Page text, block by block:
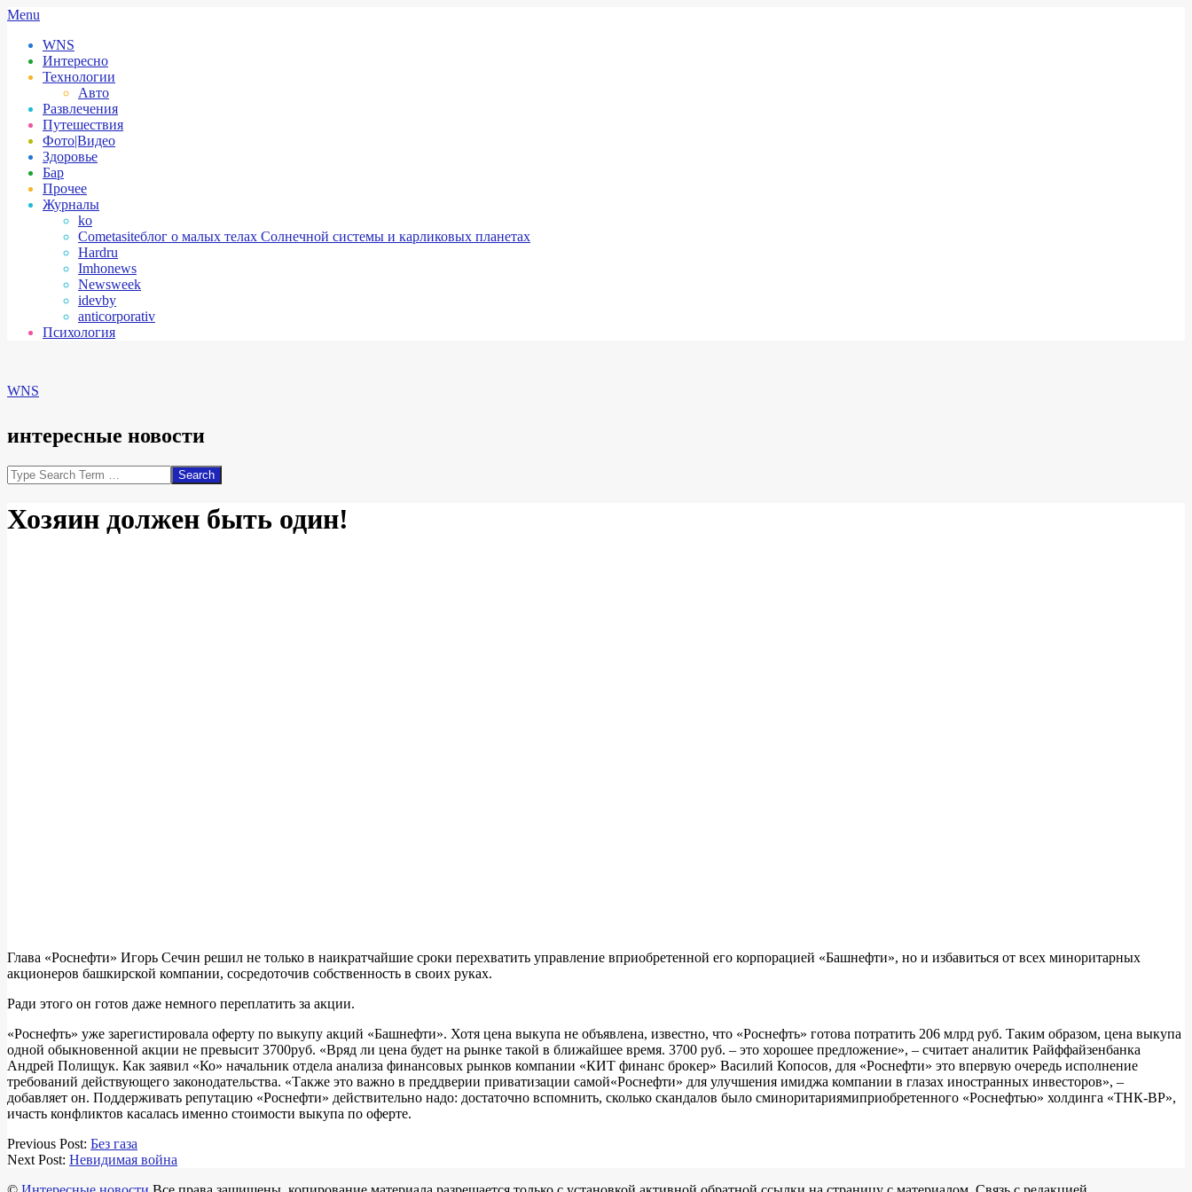
Skip
content
Secondary
Menu
Menu
WNS
Интересно
Технологии
Авто
Развлечения
Путешествия
Фото|Видео
Здоровье
Бар
Прочее
Журналы
ko
Cometasiteблог о малых телах Солнечной системы и карликовых планетах
Hardru
Imhonews
Newsweek
idevby
anticorporativ
Психология
WNS
интересные новости
Search
Хозяин должен быть один!
Глава «Роснефти» Игорь Сечин решил не только в наикратчайшие сроки перехватить управление вприобретенной его корпорацией «Башнефти», но и избавиться от всех миноритарных
акционеров башкирской компании, сосредоточив собственность в своих руках.
Ради этого он готов даже немного переплатить за акции.
«Роснефть» уже зарегистировала оферту по выкупу акций «Башнефти». Хотя цена выкупа не объявлена, известно, что «Роснефть» готова потратить 206 млрд руб. Таким образом, цена выкупа
одной обыкновенной акции не превысит 3700руб. «Вряд ли цена будет на рынке такой в ближайшее время. 3700 руб. – это хорошее предложение», – считает аналитик Райффайзенбанка
Андрей Полищук. Как заявил «Ко» начальник отдела анализа финансовых рынков компании «КИТ финанс брокер» Василий Копосов, для «Роснефти» это впервую очередь исполнение
требований действующего законодательства. «Также это важно в преддверии приватизации самой«Роснефти» для улучшения имиджа компании в глазах иностранных инвесторов», –
добавляет он. Поддерживать репутацию «Роснефти» действительно надо: достаточно вспомнить, сколько скандалов было сминоритариямиприобретенного «Роснефтью» холдинга «ТНК-BP»,
ичасть конфликтов касалась именно стоимости выкупа по оферте.
2018-
03-
Previous Post: Без газа
Next Post: Невидимая война